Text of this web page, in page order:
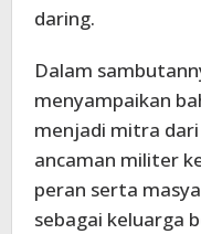
daring.
Dalam
menyampaikan
menjadi mitra
ancaman militer
peran serta
sebagai keluarga